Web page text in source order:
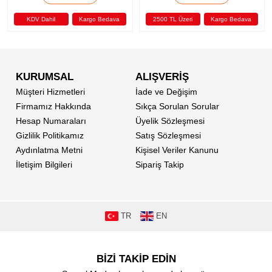
Kargo Bedava 2500 TL Üzeri Kargo Bedava 2500 TL Üzeri
KURUMSAL
Müşteri Hizmetleri
Firmamız Hakkında
Hesap Numaraları
Gizlilik Politikamız
Aydınlatma Metni
İletişim Bilgileri
ALIŞVERİŞ
İade ve Değişim
Sıkça Sorulan Sorular
Üyelik Sözleşmesi
Satış Sözleşmesi
Kişisel Veriler Kanunu
Sipariş Takip
TR EN
BİZİ TAKİP EDİN